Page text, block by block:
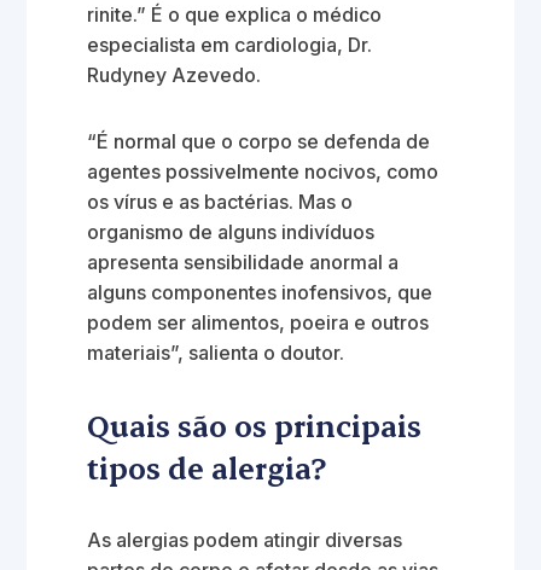
rinite.” É o que explica o médico
especialista em cardiologia, Dr.
Rudyney Azevedo.
“É normal que o corpo se defenda de
agentes possivelmente nocivos, como
os vírus e as bactérias. Mas o
organismo de alguns indivíduos
apresenta sensibilidade anormal a
alguns componentes inofensivos, que
podem ser alimentos, poeira e outros
materiais”, salienta o doutor.
Quais são os principais
tipos de alergia?
As alergias podem atingir diversas